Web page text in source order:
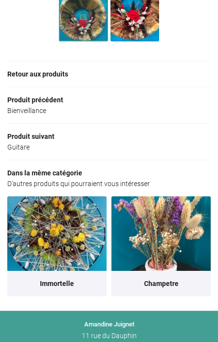
La boutique
Décoration
Avis
Actualités
Contact
INSCRIPTION
Rejoignez-nous
Retour aux produits
Produit précédent
Bienveillance
Produit suivant
Guitare
Dans la même catégorie
D'autres produits qui pourraient vous intéresser
Immortelle Champetre
Amandine Juignet
11 rue du Dauphin